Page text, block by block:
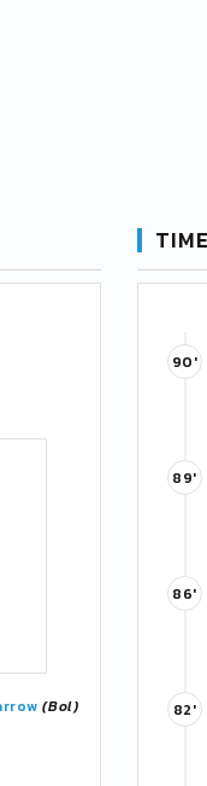
(Bol)
90'
89'
86'
82'